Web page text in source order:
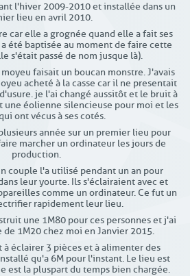
l'hiver 2009-2010 et installée dans un
lieu en avril 2010.
car elle a grognée quand elle a fait ses
été baptisée au moment de faire cette
s'était passé de nom jusque là).
faisait un boucan monstre. J'avais
acheté à la casse car il ne presentait
je l'ai changé aussitôt et le bruit à
une éolienne silencieuse pour moi et les
ont vécus à ses cotés.
année sur un premier lieu pour
marcher un ordinateur les jours de
production.
couple l'a utilisé pendant un an pour
leur yourte. Ils s'éclairaient avec et
comme un ordinateur. Ce fut un
rapidement leur lieu.
une 1M80 pour ces personnes et j'ai
1M20 chez moi en Janvier 2015.
éclairer 3 pièces et à alimenter des
qu'a 6M pour l'instant. Le lieu est
est la pluspart du temps bien chargée.